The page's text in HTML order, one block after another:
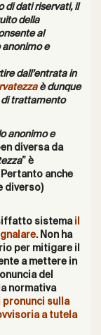
di dati riservati, il
della
al
anonimo e
dall’entrata in
è dunque
trattamento
anonimo e
diversa da
” è
anche
diverso)
sistema il
. Non ha
per mitigare il
a mettere in
del
la normativa
sulla
a tutela